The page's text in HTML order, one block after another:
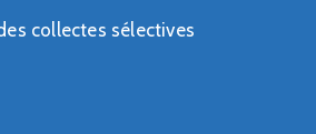
collectes sélectives